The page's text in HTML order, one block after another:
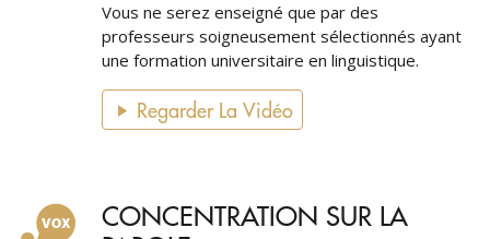
Vous ne serez enseigné que par des
professeurs soigneusement sélectionnés ayant
une formation universitaire en linguistique.
Regarder La Vidéo
CONCENTRATION SUR LA